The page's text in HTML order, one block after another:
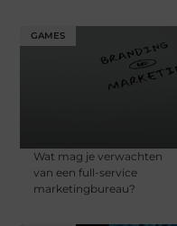
GAMES
Wat mag je verwachten
van een full-service
marketingbureau?